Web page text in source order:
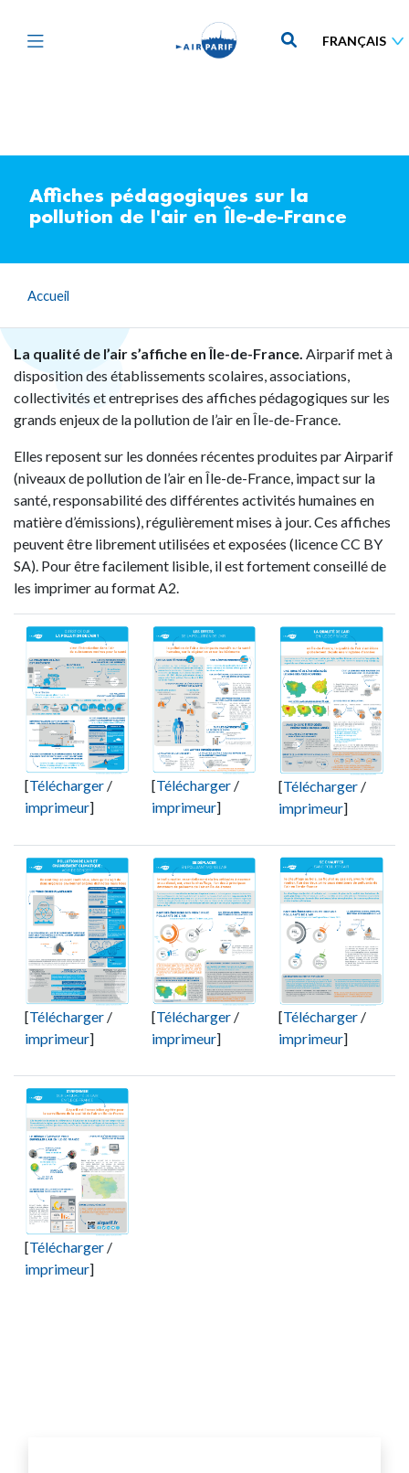
au
contenu
Affiches pédagogiques sur la
pollution de l'air en Île-de-France
Accueil
La qualité de l’air s’affiche en Île-de-France. Airparif met à
disposition des établissements scolaires, associations,
collectivités et entreprises des affiches pédagogiques sur les
grands enjeux de la pollution de l’air en Île-de-France.
Elles reposent sur les données récentes produites par Airparif
(niveaux de pollution de l’air en Île-de-France, impact sur la
santé, responsabilité des différentes activités humaines en
matière d’émissions), régulièrement mises à jour. Ces affiches
peuvent être librement utilisées et exposées (licence CC BY
SA). Pour être facilement lisible, il est fortement conseillé de
les imprimer au format A2.
[Télécharger /
imprimeur]
[Télécharger /
imprimeur]
[Télécharger /
imprimeur]
[Télécharger /
imprimeur]
[Télécharger /
imprimeur]
[Télécharger /
imprimeur]
[Télécharger /
imprimeur]